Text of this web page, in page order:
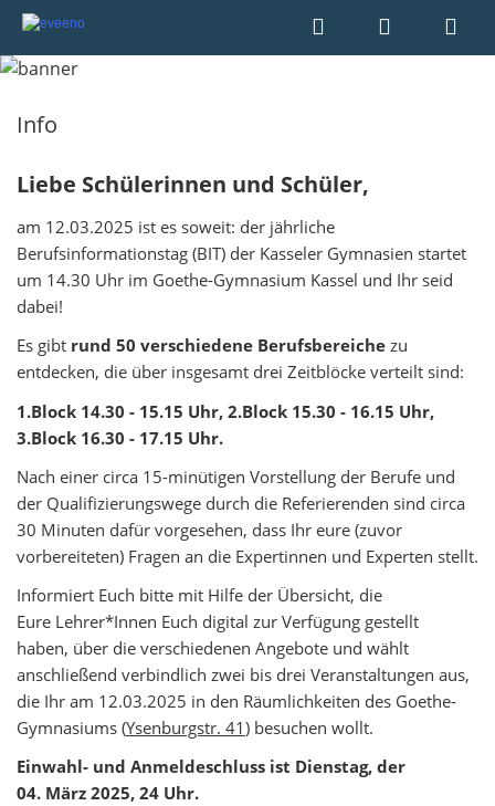
Info
Liebe Schülerinnen und Schüler,
am 12.03.2025 ist es soweit: der jährliche
Berufsinformationstag (BIT) der Kasseler Gymnasien startet
um 14.30 Uhr im Goethe-Gymnasium Kassel und Ihr seid
dabei!
Es gibt rund 50 verschiedene Berufsbereiche zu
entdecken, die über insgesamt drei Zeitblöcke verteilt sind:
1.Block 14.30 - 15.15 Uhr, 2.Block 15.30 - 16.15 Uhr,
3.Block 16.30 - 17.15 Uhr.
Nach einer circa 15-minütigen Vorstellung der Berufe und
der Qualifizierungswege durch die Referierenden sind circa
30 Minuten dafür vorgesehen, dass Ihr eure (zuvor
vorbereiteten) Fragen an die Expertinnen und Experten stellt.
Informiert Euch bitte mit Hilfe der Übersicht, die
Eure Lehrer*Innen Euch digital zur Verfügung gestellt
haben, über die verschiedenen Angebote und wählt
anschließend verbindlich zwei bis drei Veranstaltungen aus,
die Ihr am 12.03.2025 in den Räumlichkeiten des Goethe-
Gymnasiums (Ysenburgstr. 41) besuchen wollt.
Einwahl- und Anmeldeschluss ist Dienstag, der
04. März 2025, 24 Uhr.